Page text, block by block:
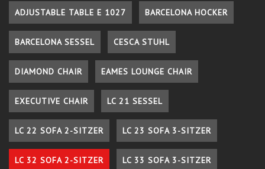
ADJUSTABLE TABLE E 1027 BARCELONA HOCKER
BARCELONA SESSEL CESCA STUHL
DIAMOND CHAIR EAMES LOUNGE CHAIR
EXECUTIVE CHAIR LC 21 SESSEL
LC 22 SOFA 2-SITZER LC 23 SOFA 3-SITZER
LC 32 SOFA 2-SITZER LC 33 SOFA 3-SITZER